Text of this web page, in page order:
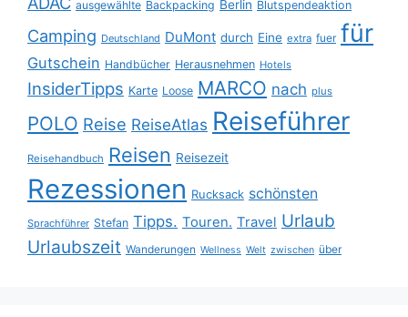
ausgewählte Backpacking Berlin Blutspendeaktion
Camping Deutschland DuMont durch Eine extra fuer für
Gutschein Handbücher Herausnehmen Hotels
InsiderTipps Karte Loose MARCO nach plus
POLO Reise ReiseAtlas Reiseführer
Reisehandbuch Reisen Reisezeit
Rezessionen Rucksack schönsten
Sprachführer Stefan Tipps. Touren. Travel Urlaub
Urlaubszeit Wanderungen Wellness Welt zwischen über